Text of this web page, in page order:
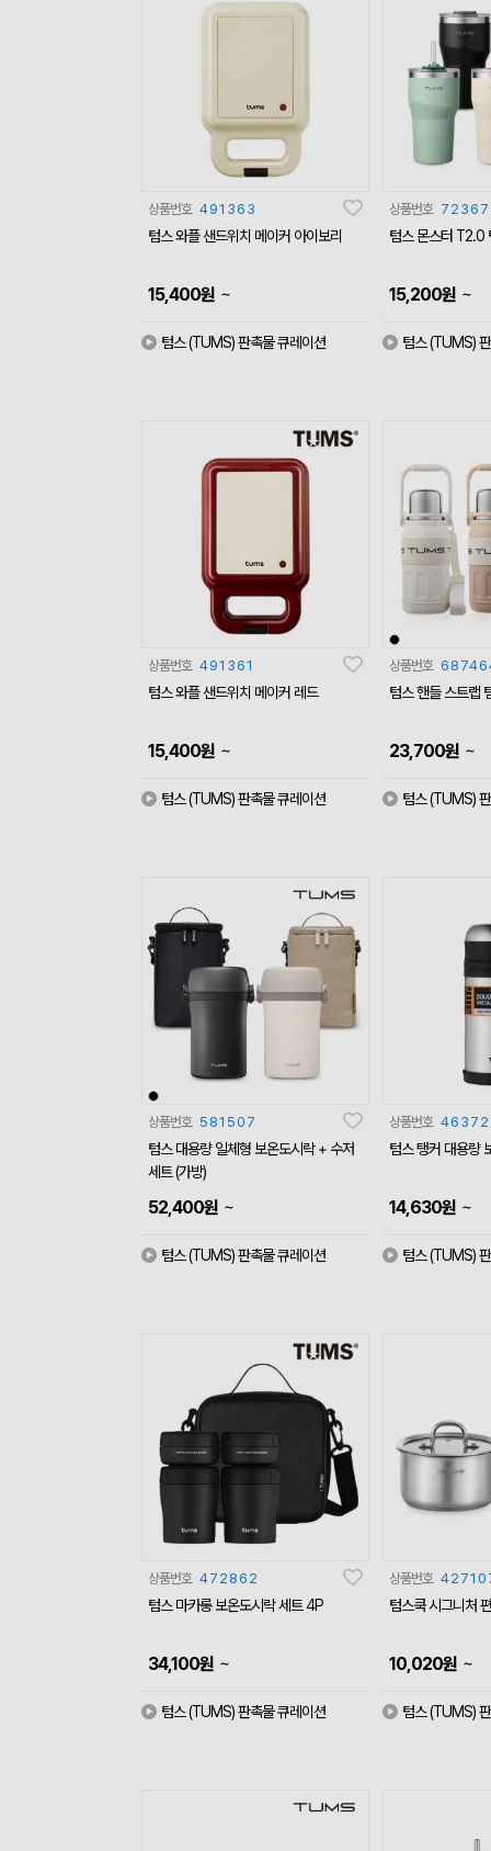
상품번호 491363
텀스 와플 샌드위치 메이커 아이보리
15,400원 ~
텀스 (TUMS) 판촉물 큐레이션
상품번호
텀스 몬스터 T2.0
15,200원 ~
텀스 (TUMS)
상품번호 491361
텀스 와플 샌드위치 메이커 레드
15,400원 ~
텀스 (TUMS) 판촉물 큐레이션
상품번호
텀스 핸들 스트랩
23,700원 ~
텀스 (TUMS)
상품번호 581507
텀스 대용량 일체형 보온도시락 + 수저
세트 (가방)
52,400원 ~
텀스 (TUMS) 판촉물 큐레이션
상품번호
텀스 탱커 대용량
14,630원 ~
텀스 (TUMS)
상품번호 472862
텀스 마카롱 보온도시락 세트 4P
34,100원 ~
텀스 (TUMS) 판촉물 큐레이션
상품번호
텀스쿡 시그니처
10,020원 ~
텀스 (TUMS)